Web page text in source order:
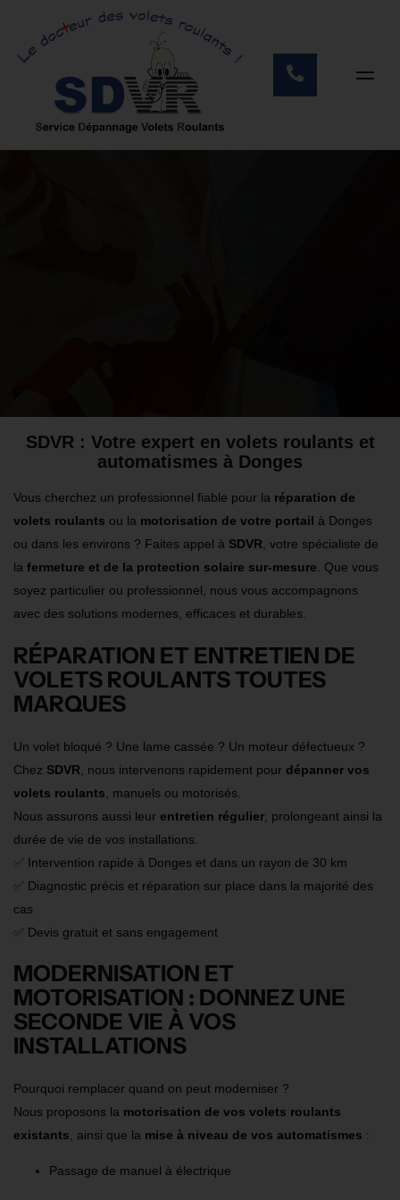
SDVR : Votre expert en volets roulants et
automatismes à Donges
Vous cherchez un professionnel fiable pour la réparation de
volets roulants ou la motorisation de votre portail à Donges
ou dans les environs ? Faites appel à SDVR , votre spécialiste de
la fermeture et de la protection solaire sur-mesure . Que vous
soyez particulier ou professionnel, nous vous accompagnons
avec des solutions modernes, efficaces et durables.
RÉPARATION ET ENTRETIEN DE
VOLETS ROULANTS TOUTES
MARQUES
Un volet bloqué ? Une lame cassée ? Un moteur défectueux ?
Chez SDVR , nous intervenons rapidement pour dépanner vos
volets roulants , manuels ou motorisés.
Nous assurons aussi leur entretien régulier , prolongeant ainsi la
durée de vie de vos installations.
✅ Intervention rapide à Donges et dans un rayon de 30 km
✅ Diagnostic précis et réparation sur place dans la majorité des
cas
✅ Devis gratuit et sans engagement
MODERNISATION ET
MOTORISATION : DONNEZ UNE
SECONDE VIE À VOS
INSTALLATIONS
Pourquoi remplacer quand on peut moderniser ?
Nous proposons la motorisation de vos volets roulants
existants , ainsi que la mise à niveau de vos automatismes :
Passage de manuel à électrique